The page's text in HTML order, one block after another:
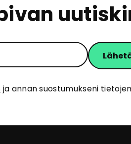
ja annan suostumukseni